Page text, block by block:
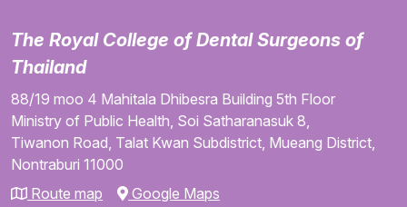
The Royal College of Dental Surgeons of
Thailand
88/19 moo 4 Mahitala Dhibesra Building 5th Floor
Ministry of Public Health, Soi Satharanasuk 8,
Tiwanon Road, Talat Kwan Subdistrict, Mueang District,
Nontraburi 11000
Route map
Google Maps